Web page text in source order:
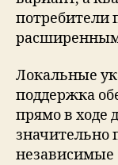
потребители
Локальные
поддержка
прямо в ходе
значительно
независимые